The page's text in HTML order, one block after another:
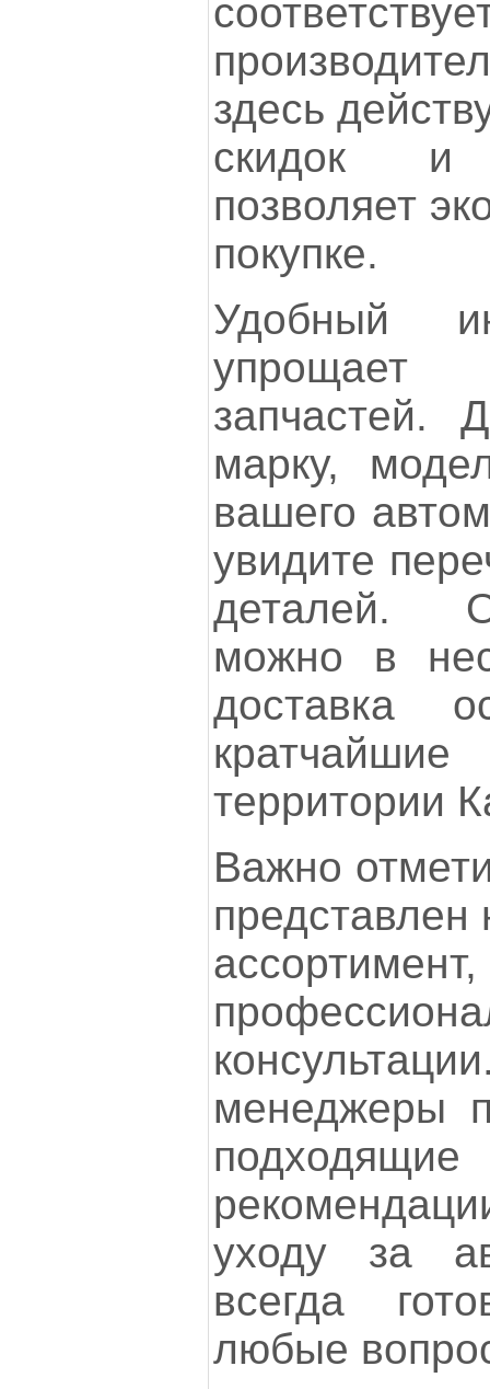
здесь
скидок и
позволяет
покупке.
Удобный
упрощает
запчастей.
марку,
вашего
увидите
деталей.
можно в
доставка
территории
Важно
представлен
менеджеры
уходу за
всегда
любые